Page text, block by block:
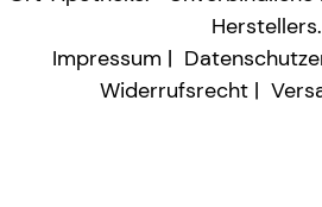
Herstellers.
Impressum
Widerrufsrecht